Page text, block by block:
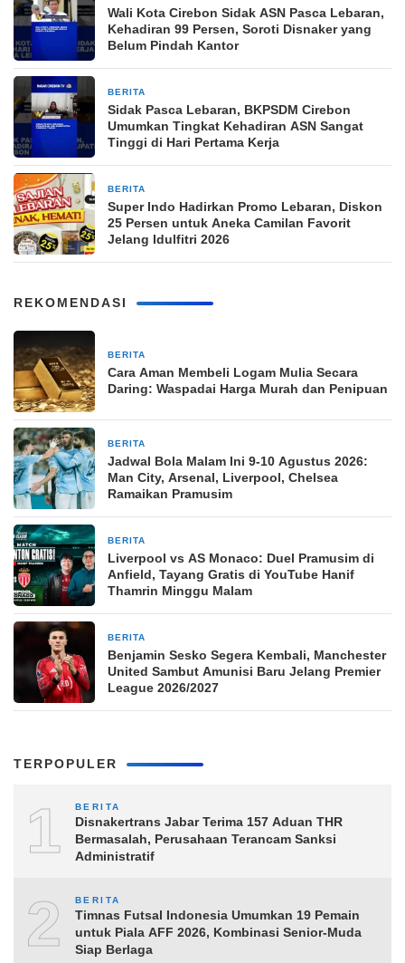
Wali Kota Cirebon Sidak ASN Pasca Lebaran,
Kehadiran 99 Persen, Soroti Disnaker yang
Belum Pindah Kantor
BERITA
Sidak Pasca Lebaran, BKPSDM Cirebon
Umumkan Tingkat Kehadiran ASN Sangat
Tinggi di Hari Pertama Kerja
BERITA
Super Indo Hadirkan Promo Lebaran, Diskon
25 Persen untuk Aneka Camilan Favorit
Jelang Idulfitri 2026
REKOMENDASI
BERITA
Cara Aman Membeli Logam Mulia Secara
Daring: Waspadai Harga Murah dan Penipuan
BERITA
Jadwal Bola Malam Ini 9-10 Agustus 2026:
Man City, Arsenal, Liverpool, Chelsea
Ramaikan Pramusim
BERITA
Liverpool vs AS Monaco: Duel Pramusim di
Anfield, Tayang Gratis di YouTube Hanif
Thamrin Minggu Malam
BERITA
Benjamin Sesko Segera Kembali, Manchester
United Sambut Amunisi Baru Jelang Premier
League 2026/2027
TERPOPULER
1 BERITA
Disnakertrans Jabar Terima 157 Aduan THR
Bermasalah, Perusahaan Terancam Sanksi
Administratif
2 BERITA
Timnas Futsal Indonesia Umumkan 19 Pemain
untuk Piala AFF 2026, Kombinasi Senior-Muda
Siap Berlaga